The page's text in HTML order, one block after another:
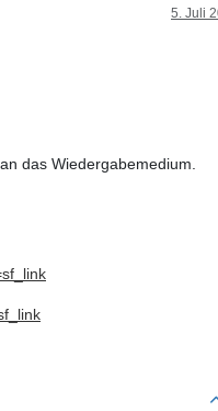
5. Juli
das Wiedergabemedium.